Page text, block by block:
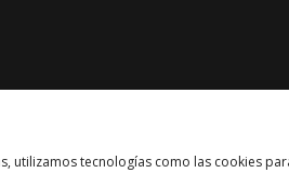
utilizamos tecnologías como las cookies